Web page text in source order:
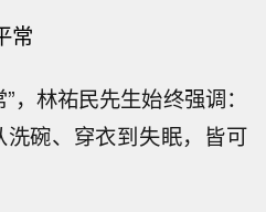
常
，林祐民先生始终强调：
碗、穿衣到失眠，皆可